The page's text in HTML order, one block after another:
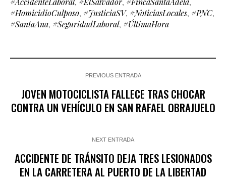
#HomicidioCulposo, #JusticiaSV, #NoticiasLocales, #PNC,
#SantaAna, #SeguridadLaboral, #ÚltimaHora
PREVIOUS ENTRADA
JOVEN MOTOCICLISTA FALLECE TRAS CHOCAR
CONTRA UN VEHÍCULO EN SAN RAFAEL OBRAJUELO
NEXT ENTRADA
ACCIDENTE DE TRÁNSITO DEJA TRES LESIONADOS
EN LA CARRETERA AL PUERTO DE LA LIBERTAD